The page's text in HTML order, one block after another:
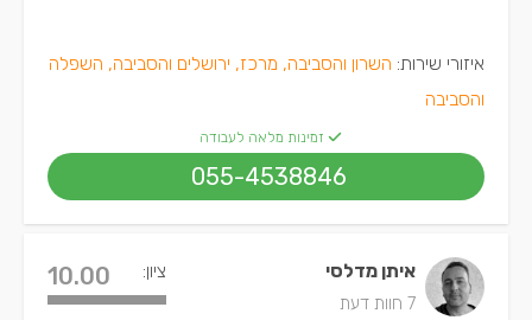
איזורי שירות: השרון והסביבה, מרכז, ירושלים והסביבה, השפלה
והסביבה
זמינות מלאה לעבודה
055-4538846
איתן מדלסי
7 חוות דעת
ציון: 10.00